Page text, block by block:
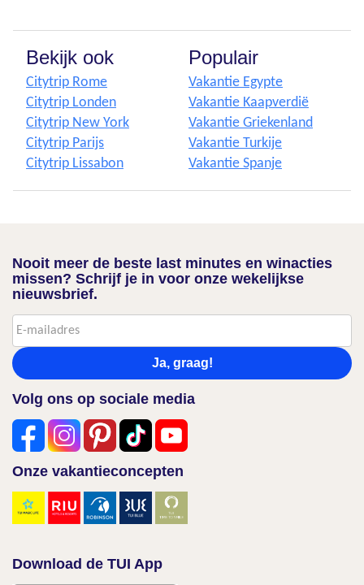
Bekijk ook
Citytrip Rome
Citytrip Londen
Citytrip New York
Citytrip Parijs
Citytrip Lissabon
Populair
Vakantie Egypte
Vakantie Kaapverdië
Vakantie Griekenland
Vakantie Turkije
Vakantie Spanje
Nooit meer de beste last minutes en winacties
missen? Schrijf je in voor onze wekelijkse
nieuwsbrief.
Ja, graag!
Volg ons op sociale media
Onze vakantieconcepten
Download de TUI App